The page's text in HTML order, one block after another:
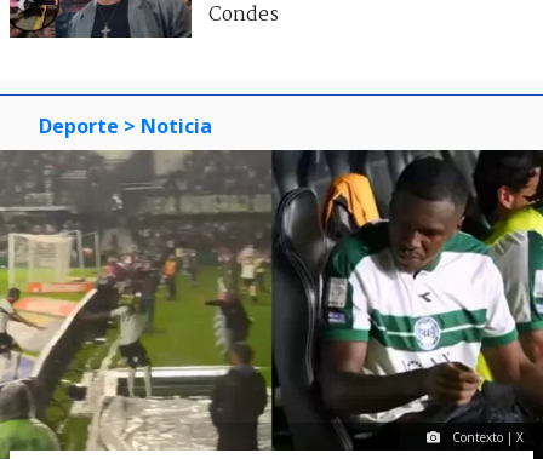
Condes
Deporte > Noticia
Contexto | X